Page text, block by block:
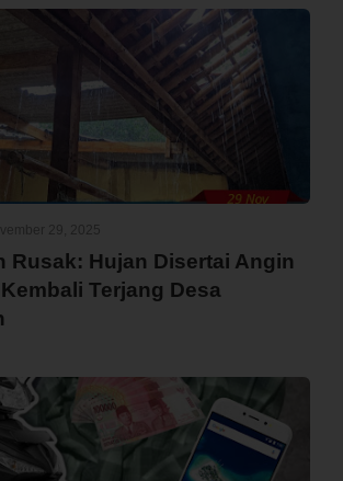
Rusak: Hujan Disertai Angin
Terjang Desa